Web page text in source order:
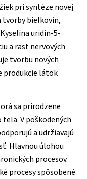
pri syntéze novej
tvorby bielkovín,
uridín-5-
a rast nervových
tvorbu nových
produkcie látok
sa prirodzene
V poškodených
a udržiavajú
Hlavnou úlohou
procesov.
procesy spôsobené